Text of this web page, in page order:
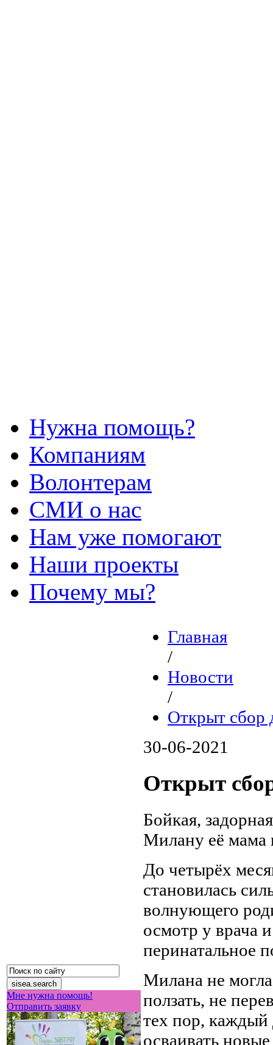
Нужна помощь?
Компаниям
Волонтерам
СМИ о нас
Нам уже помогают
Наши проекты
Почему мы?
Мне нужна помощь!
Отправить заявку
Главная
/
Новости
/
Открыт
30-06-2021
Открыт
Бойкая,
Милану её мама
До четырёх
становилась
волнующего
осмотр у врача
перинатальное
Милана не могла
ползать, не
тех пор,
осваивать